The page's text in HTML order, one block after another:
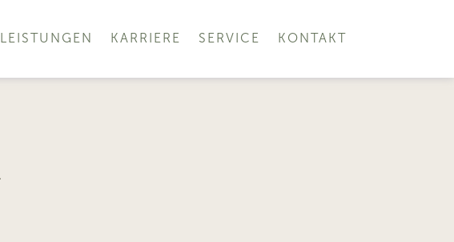
LEISTUNGEN KARRIERE SERVICE KONTAKT